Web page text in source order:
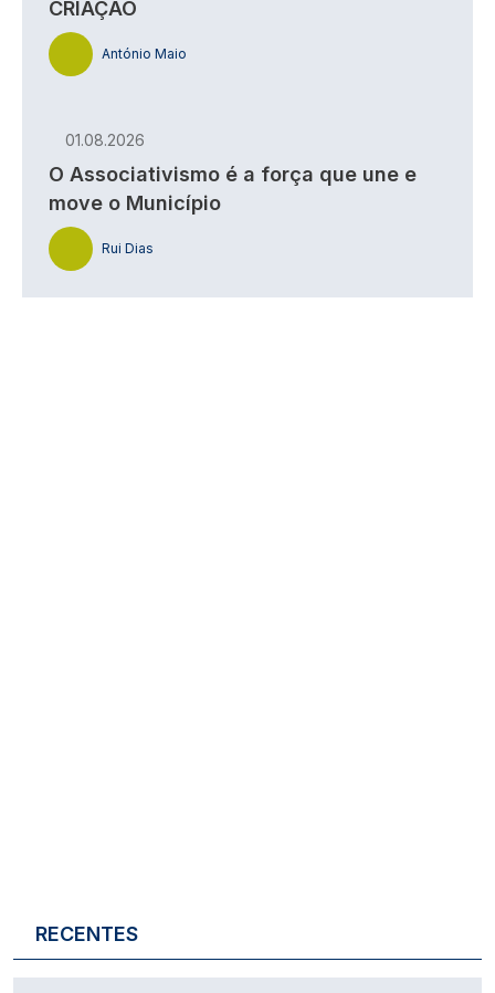
CRIAÇÃO
António Maio
01.08.2026
O Associativismo é a força que une e
move o Município
Rui Dias
RECENTES